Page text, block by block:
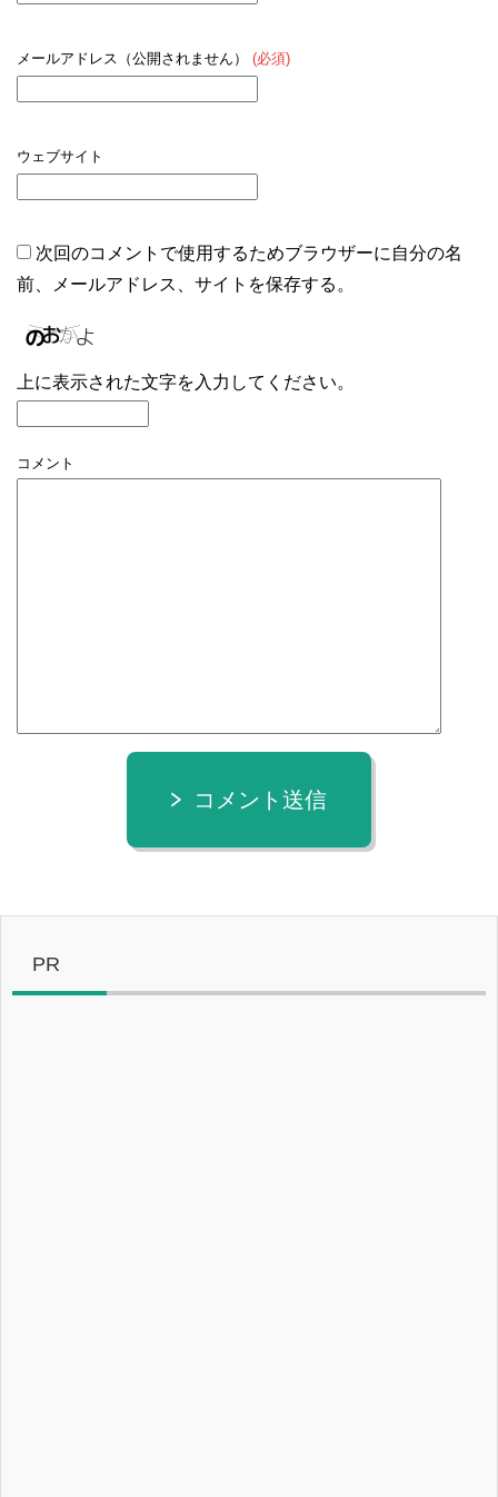
メールアドレス（公開されません） (必須)
ウェブサイト
次回のコメントで使用するためブラウザーに自分の名
前、メールアドレス、サイトを保存する。
上に表示された文字を入力してください。
コメント
コメント送信
PR